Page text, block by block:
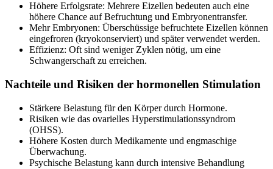
Höhere Erfolgsrate: Mehrere Eizellen bedeuten auch eine
höhere Chance auf Befruchtung und Embryonentransfer.
Mehr Embryonen: Überschüssige befruchtete Eizellen können
eingefroren (kryokonserviert) und später verwendet werden.
Effizienz: Oft sind weniger Zyklen nötig, um eine
Schwangerschaft zu erreichen.
Nachteile und Risiken der hormonellen Stimulation
Stärkere Belastung für den Körper durch Hormone.
Risiken wie das ovarielles Hyperstimulationssyndrom
(OHSS).
Höhere Kosten durch Medikamente und engmaschige
Überwachung.
Psychische Belastung kann durch intensive Behandlung